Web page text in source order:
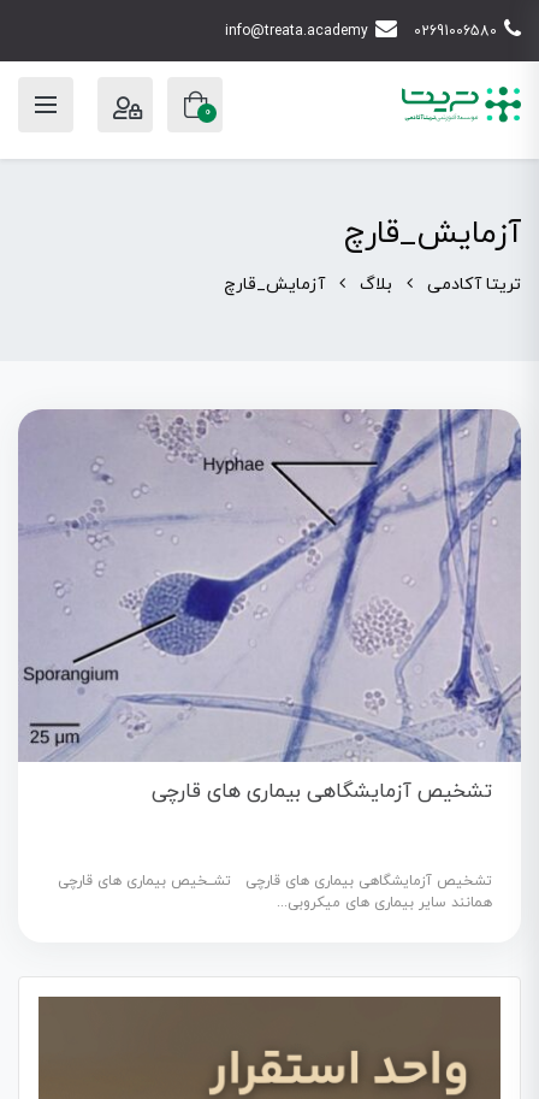
02691006580
info@treata.academy
0
آزمایش_قارچ
تریتا آکادمی بلاگ آزمایش_قارچ
تشخیص آزمایشگاهی بیماری های قارچی
تشخیص آزمایشگاهی بیماری های قارچی تشــخیص بیماری های قارچی
همانند سایر بیماری های میکروبی...